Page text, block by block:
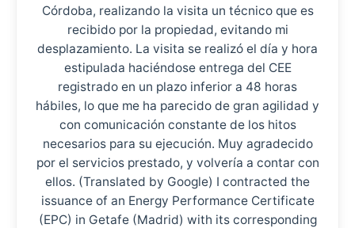
Córdoba, realizando la visita un técnico que es
recibido por la propiedad, evitando mi
desplazamiento. La visita se realizó el día y hora
estipulada haciéndose entrega del CEE
registrado en un plazo inferior a 48 horas
hábiles, lo que me ha parecido de gran agilidad y
con comunicación constante de los hitos
necesarios para su ejecución. Muy agradecido
por el servicios prestado, y volvería a contar con
ellos. (Translated by Google) I contracted the
issuance of an Energy Performance Certificate
(EPC) in Getafe (Madrid) with its corresponding